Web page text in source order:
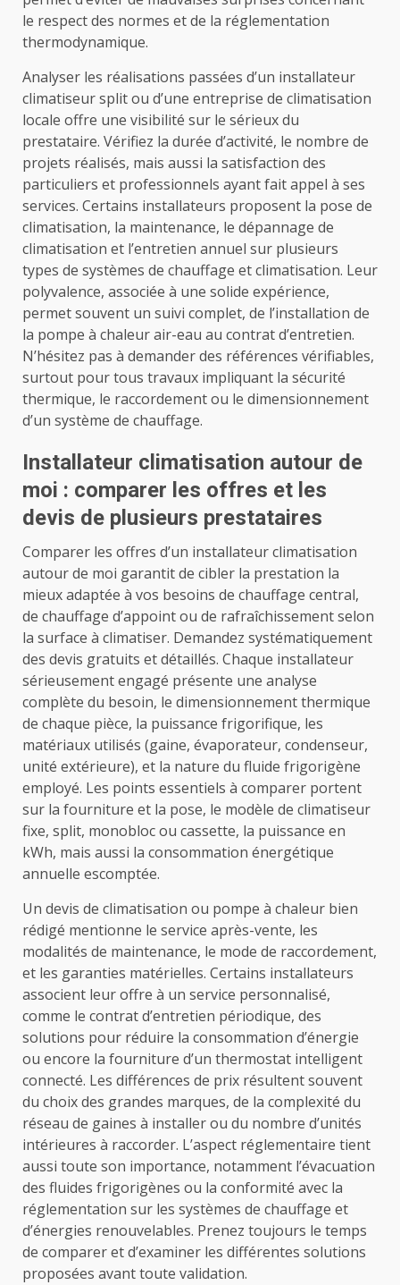
le respect des normes et de la réglementation
thermodynamique.
Analyser les réalisations passées d’un installateur
climatiseur split ou d’une entreprise de climatisation
locale offre une visibilité sur le sérieux du
prestataire. Vérifiez la durée d’activité, le nombre de
projets réalisés, mais aussi la satisfaction des
particuliers et professionnels ayant fait appel à ses
services. Certains installateurs proposent la pose de
climatisation, la maintenance, le dépannage de
climatisation et l’entretien annuel sur plusieurs
types de systèmes de chauffage et climatisation. Leur
polyvalence, associée à une solide expérience,
permet souvent un suivi complet, de l’installation de
la pompe à chaleur air-eau au contrat d’entretien.
N’hésitez pas à demander des références vérifiables,
surtout pour tous travaux impliquant la sécurité
thermique, le raccordement ou le dimensionnement
d’un système de chauffage.
Installateur climatisation autour de
moi : comparer les offres et les
devis de plusieurs prestataires
Comparer les offres d’un installateur climatisation
autour de moi garantit de cibler la prestation la
mieux adaptée à vos besoins de chauffage central,
de chauffage d’appoint ou de rafraîchissement selon
la surface à climatiser. Demandez systématiquement
des devis gratuits et détaillés. Chaque installateur
sérieusement engagé présente une analyse
complète du besoin, le dimensionnement thermique
de chaque pièce, la puissance frigorifique, les
matériaux utilisés (gaine, évaporateur, condenseur,
unité extérieure), et la nature du fluide frigorigène
employé. Les points essentiels à comparer portent
sur la fourniture et la pose, le modèle de climatiseur
fixe, split, monobloc ou cassette, la puissance en
kWh, mais aussi la consommation énergétique
annuelle escomptée.
Un devis de climatisation ou pompe à chaleur bien
rédigé mentionne le service après-vente, les
modalités de maintenance, le mode de raccordement,
et les garanties matérielles. Certains installateurs
associent leur offre à un service personnalisé,
comme le contrat d’entretien périodique, des
solutions pour réduire la consommation d’énergie
ou encore la fourniture d’un thermostat intelligent
connecté. Les différences de prix résultent souvent
du choix des grandes marques, de la complexité du
réseau de gaines à installer ou du nombre d’unités
intérieures à raccorder. L’aspect réglementaire tient
aussi toute son importance, notamment l’évacuation
des fluides frigorigènes ou la conformité avec la
réglementation sur les systèmes de chauffage et
d’énergies renouvelables. Prenez toujours le temps
de comparer et d’examiner les différentes solutions
proposées avant toute validation.